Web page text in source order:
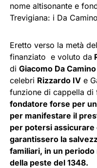
nome altisonante e
Trevigiana: i Da
Eretto verso la metà
finanziato e voluto da
di Giacomo Da Camino
celebri Rizzardo IV e
funzione di cappella di
fondatore forse per
per manifestare il
per potersi
garantissero la
familiari, in un
della peste del 1348.